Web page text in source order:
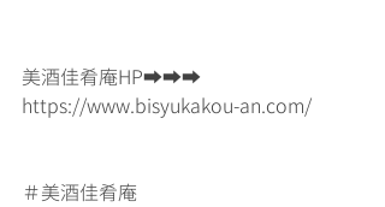
美酒佳肴庵HP➡➡➡
https://www.bisyukakou-an.com/
＃美酒佳肴庵